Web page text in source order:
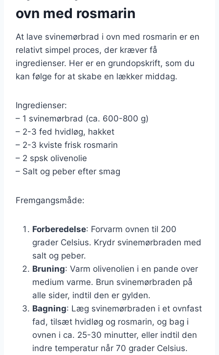
ovn med rosmarin
At lave svinemørbrad i ovn med rosmarin er en
relativt simpel proces, der kræver få
ingredienser. Her er en grundopskrift, som du
kan følge for at skabe en lækker middag.
Ingredienser:
– 1 svinemørbrad (ca. 600-800 g)
– 2-3 fed hvidløg, hakket
– 2-3 kviste frisk rosmarin
– 2 spsk olivenolie
– Salt og peber efter smag
Fremgangsmåde:
Forberedelse: Forvarm ovnen til 200
grader Celsius. Krydr svinemørbraden med
salt og peber.
Bruning: Varm olivenolien i en pande over
medium varme. Brun svinemørbraden på
alle sider, indtil den er gylden.
Bagning: Læg svinemørbraden i et ovnfast
fad, tilsæt hvidløg og rosmarin, og bag i
ovnen i ca. 25-30 minutter, eller indtil den
indre temperatur når 70 grader Celsius.